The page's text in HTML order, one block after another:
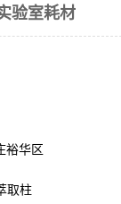
验室耗材
裕华区
取柱